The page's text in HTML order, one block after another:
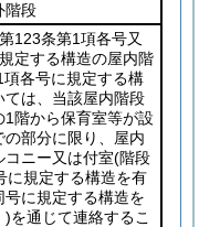
階段
123条第1項各号又
定する構造の屋内階
各号に規定する構
は、当該屋内階段
階から保育室等が設
部分に限り、屋内
コニー又は付室(階段
に規定する構造を有
に規定する構造を
)を通じて連絡するこ